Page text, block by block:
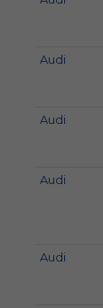
Audi
Audi
Audi
Audi